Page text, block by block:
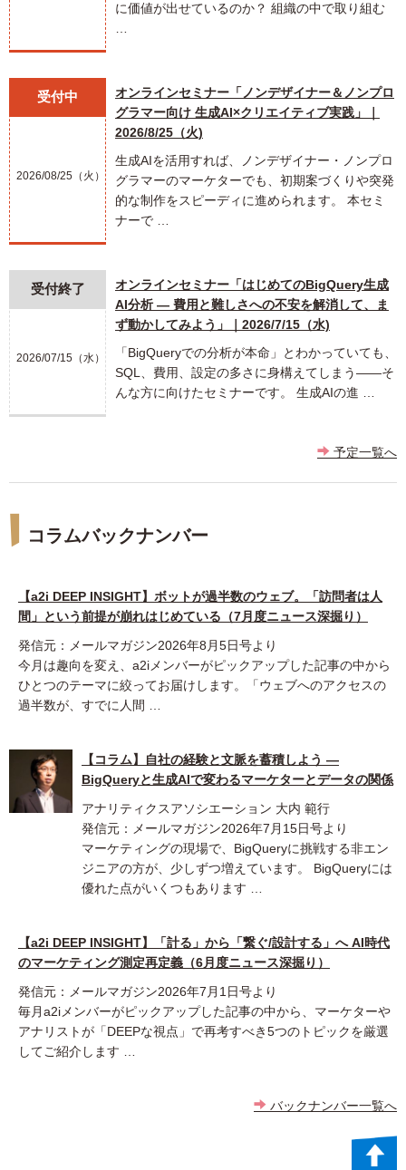
に価値が出せているのか？ 組織の中で取り組む
…
受付中
2026/08/25（火）
オンラインセミナー「ノンデザイナー＆ノンプロ
グラマー向け 生成AI×クリエイティブ実践」｜
2026/8/25（火)
生成AIを活用すれば、ノンデザイナー・ノンプロ
グラマーのマーケターでも、初期案づくりや突発
的な制作をスピーディに進められます。 本セミ
ナーで …
受付終了
2026/07/15（水）
オンラインセミナー「はじめてのBigQuery生成
AI分析 ― 費用と難しさへの不安を解消して、ま
ず動かしてみよう」｜2026/7/15（水)
「BigQueryでの分析が本命」とわかっていても、
SQL、費用、設定の多さに身構えてしまう――そ
んな方に向けたセミナーです。 生成AIの進 …
予定一覧へ
コラムバックナンバー
【a2i DEEP INSIGHT】ボットが過半数のウェブ。「訪問者は人
間」という前提が崩れはじめている（7月度ニュース深掘り）
発信元：メールマガジン2026年8月5日号より
今月は趣向を変え、a2iメンバーがピックアップした記事の中から
ひとつのテーマに絞ってお届けします。「ウェブへのアクセスの
過半数が、すでに人間 …
【コラム】自社の経験と文脈を蓄積しよう ―
BigQueryと生成AIで変わるマーケターとデータの関係
アナリティクスアソシエーション 大内 範行
発信元：メールマガジン2026年7月15日号より
マーケティングの現場で、BigQueryに挑戦する非エン
ジニアの方が、少しずつ増えています。 BigQueryには
優れた点がいくつもあります …
【a2i DEEP INSIGHT】「計る」から「繋ぐ/設計する」へ AI時代
のマーケティング測定再定義（6月度ニュース深掘り）
発信元：メールマガジン2026年7月1日号より
毎月a2iメンバーがピックアップした記事の中から、マーケターや
アナリストが「DEEPな視点」で再考すべき5つのトピックを厳選
してご紹介します …
バックナンバー一覧へ